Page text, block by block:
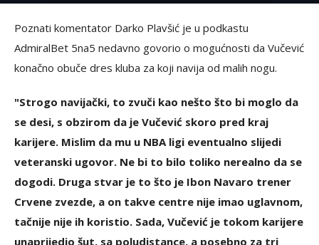
Poznati komentator Darko Plavšić je u podkastu
AdmiralBet 5na5 nedavno govorio o mogućnosti da Vučević
konačno obuče dres kluba za koji navija od malih nogu.
"Strogo navijački, to zvuči kao nešto što bi moglo da
se desi, s obzirom da je Vučević skoro pred kraj
karijere. Mislim da mu u NBA ligi eventualno slijedi
veteranski ugovor. Ne bi to bilo toliko nerealno da se
dogodi. Druga stvar je to što je Ibon Navaro trener
Crvene zvezde, a on takve centre nije imao uglavnom,
tačnije nije ih koristio. Sada, Vučević je tokom karijere
unaprijedio šut, sa poludistance, a posebno za tri